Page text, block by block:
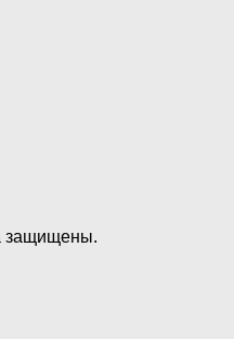
защищены.